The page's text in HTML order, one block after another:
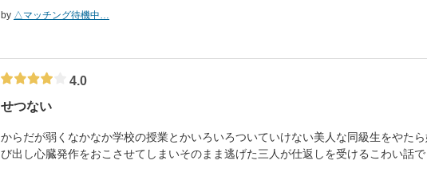
by △マッチング待機中…
4.0
せつない
からだが弱くなかなか学校の授業とかいろいろついていけない美人な同級生をやた
び出し心臓発作をおこさせてしまいそのまま逃げた三人が仕返しを受けるこわい話で